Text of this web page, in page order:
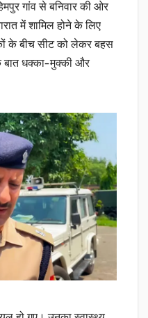
गांव से बनिवार की ओर
में शामिल होने के लिए
के बीच सीट को लेकर बहस
बात धक्का-मुक्की और